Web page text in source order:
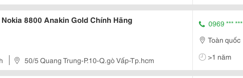
8800 Anakin Gold Chính Hãng
50/5 Quang Trung-P.10-Q.gò Vấp-Tp.hcm
0969 *** ***
Toàn quốc
>1 năm